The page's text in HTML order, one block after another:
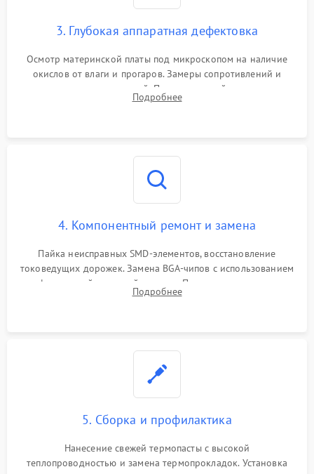
3. Глубокая аппаратная дефектовка
Осмотр материнской платы под микроскопом на наличие
окислов от влаги и прогаров. Замеры сопротивлений и
дежурных напряжений. Проверка цепей питания,
мультиконтроллера, процессора и видеочипа.
Подробнее
4. Компонентный ремонт и замена
Пайка неисправных SMD-элементов, восстановление
токоведущих дорожек. Замена BGA-чипов с использованием
инфракрасной паяльной станции. Прошивка микросхемы
BIOS или замена поврежденных портов USB
Подробнее
5. Сборка и профилактика
Нанесение свежей термопасты с высокой
теплопроводностью и замена термопрокладок. Установка